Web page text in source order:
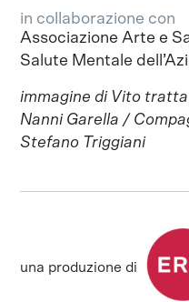
in collaborazione con
Associazione Arte e
Salute Mentale
immagine di Vito
Nanni Garella /
Stefano Triggiani
una produzione di